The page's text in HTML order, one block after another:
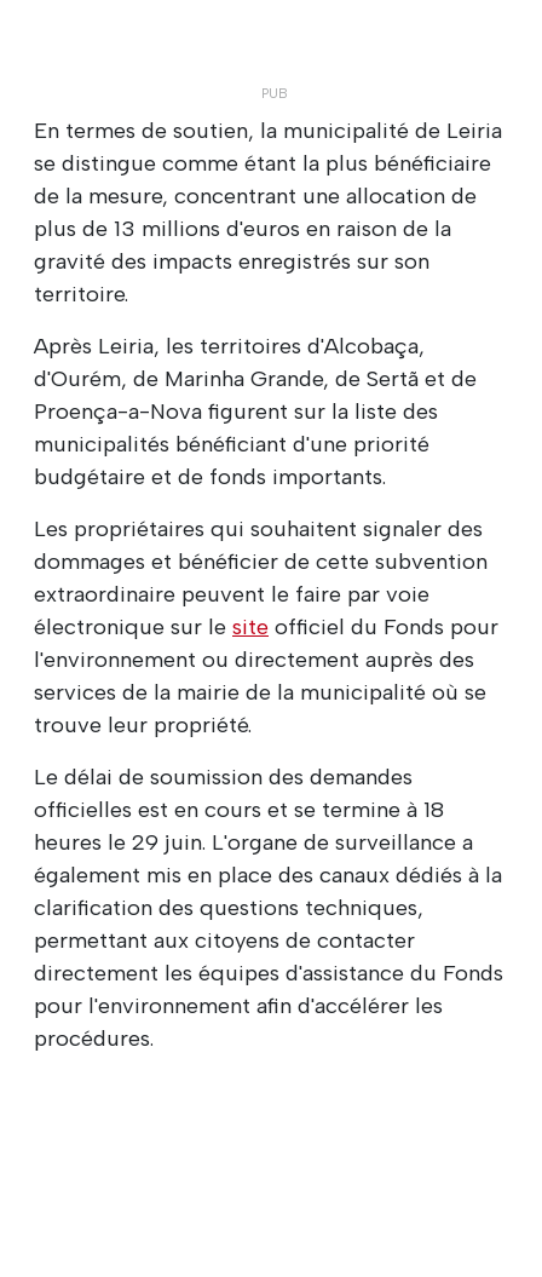
En termes de soutien, la municipalité de Leiria
se distingue comme étant la plus bénéficiaire
de la mesure, concentrant une allocation de
plus de 13 millions d'euros en raison de la
gravité des impacts enregistrés sur son
territoire.
Après Leiria, les territoires d'Alcobaça,
d'Ourém, de Marinha Grande, de Sertã et de
Proença-a-Nova figurent sur la liste des
municipalités bénéficiant d'une priorité
budgétaire et de fonds importants.
Les propriétaires qui souhaitent signaler des
dommages et bénéficier de cette subvention
extraordinaire peuvent le faire par voie
électronique sur le site officiel du Fonds pour
l'environnement ou directement auprès des
services de la mairie de la municipalité où se
trouve leur propriété.
Le délai de soumission des demandes
officielles est en cours et se termine à 18
heures le 29 juin. L'organe de surveillance a
également mis en place des canaux dédiés à la
clarification des questions techniques,
permettant aux citoyens de contacter
directement les équipes d'assistance du Fonds
pour l'environnement afin d'accélérer les
procédures.